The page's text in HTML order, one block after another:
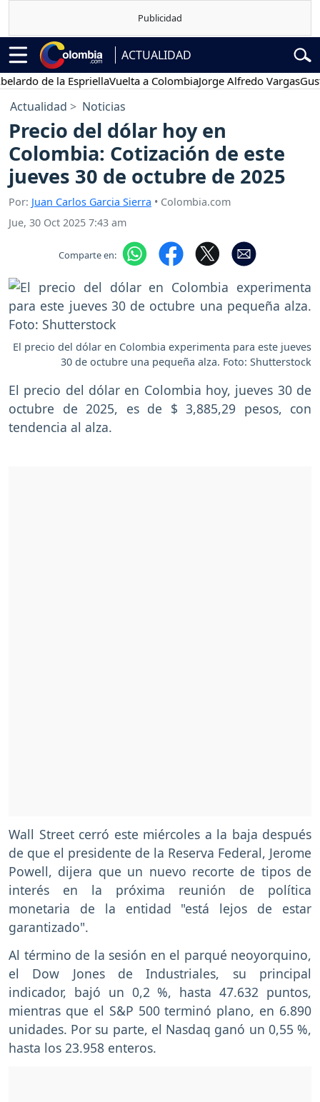
ACTUALIDAD
de la EspriellaVuelta a ColombiaJorge Alfredo VargasGustavo
Actualidad Noticias
Precio del dólar hoy en
Colombia: Cotización de este
jueves 30 de octubre de 2025
Por: Juan Carlos Garcia Sierra • Colombia.com
Jue, 30 Oct 2025 7:43 am
Comparte en:
El precio del dólar en Colombia experimenta para este jueves
30 de octubre una pequeña alza. Foto: Shutterstock
El precio del dólar en Colombia hoy, jueves 30 de
octubre de 2025, es de $ 3,885,29 pesos, con
tendencia al alza.
Wall Street cerró este miércoles a la baja después
de que el presidente de la Reserva Federal, Jerome
Powell, dijera que un nuevo recorte de tipos de
interés en la próxima reunión de política
monetaria de la entidad "está lejos de estar
garantizado".
Al término de la sesión en el parqué neoyorquino,
el Dow Jones de Industriales, su principal
indicador, bajó un 0,2 %, hasta 47.632 puntos,
mientras que el S&P 500 terminó plano, en 6.890
unidades. Por su parte, el Nasdaq ganó un 0,55 %,
hasta los 23.958 enteros.